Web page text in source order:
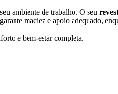
ambiente de trabalho. O seu
garante maciez e apoio adequado,
e bem-estar completa.